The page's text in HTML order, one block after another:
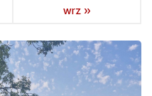
wrz »